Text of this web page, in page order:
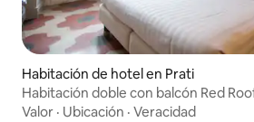
Habitación de hotel en Prati
Habitación doble con balcón Red
Valor · Ubicación · Veracidad